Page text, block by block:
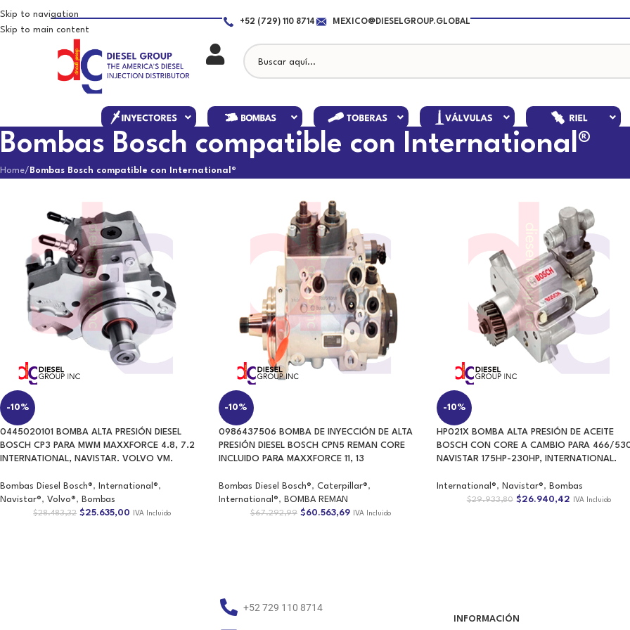
Skip to navigation
Skip to main content
+52 (729) 110 8714 MEXICO@DIESELGROUP.GLOBAL
Bombas Bosch compatible con International®
Home/ Bombas Bosch compatible con International®
0445020101 BOMBA ALTA PRESIÓN DIESEL
BOSCH CP3 PARA MWM MAXXFORCE 4.8, 7.2
INTERNATIONAL, NAVISTAR. VOLVO VM.
Bombas Diesel Bosch®, International®,
Navistar®, Volvo®, Bombas
$28.483,32 $25.635,00 IVA Incluido
0986437506 BOMBA DE INYECCIÓN DE ALTA
PRESIÓN DIESEL BOSCH CPN5 REMAN CORE
INCLUIDO PARA MAXXFORCE 11, 13
Bombas Diesel Bosch®, Caterpillar®,
International®, BOMBA REMAN
$67.292,99 $60.563,69 IVA Incluido
HP021X BOMBA ALTA PRESIÓN DE ACEITE
BOSCH CON CORE A CAMBIO PARA 466/
NAVISTAR 175HP-230HP, INTERNATIONAL.
International®, Navistar®, Bombas
$29.933,80 $26.940,42 IVA Incluido
+52 729 110 8714
INFORMACIÓN